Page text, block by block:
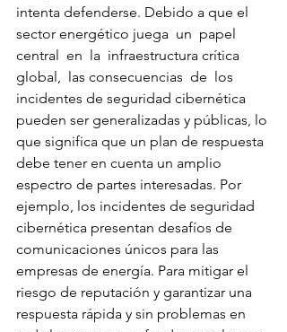
intenta defenderse. Debido a que el
sector energético juega  un  papel
central  en  la  infraestructura crítica
global,  las consecuencias  de  los
incidentes de seguridad cibernética
pueden ser generalizadas y públicas, lo
que significa que un plan de respuesta
debe tener en cuenta un amplio
espectro de partes interesadas. Por
ejemplo, los incidentes de seguridad
cibernética presentan desafíos de
comunicaciones únicos para las
empresas de energía. Para mitigar el
riesgo de reputación y garantizar una
respuesta rápida y sin problemas en